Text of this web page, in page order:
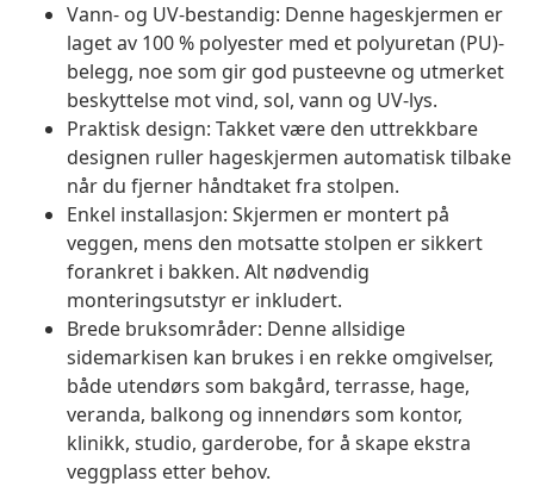
Vann- og UV-bestandig: Denne hageskjermen er
laget av 100 % polyester med et polyuretan (PU)-
belegg, noe som gir god pusteevne og utmerket
beskyttelse mot vind, sol, vann og UV-lys.
Praktisk design: Takket være den uttrekkbare
designen ruller hageskjermen automatisk tilbake
når du fjerner håndtaket fra stolpen.
Enkel installasjon: Skjermen er montert på
veggen, mens den motsatte stolpen er sikkert
forankret i bakken. Alt nødvendig
monteringsutstyr er inkludert.
Brede bruksområder: Denne allsidige
sidemarkisen kan brukes i en rekke omgivelser,
både utendørs som bakgård, terrasse, hage,
veranda, balkong og innendørs som kontor,
klinikk, studio, garderobe, for å skape ekstra
veggplass etter behov.